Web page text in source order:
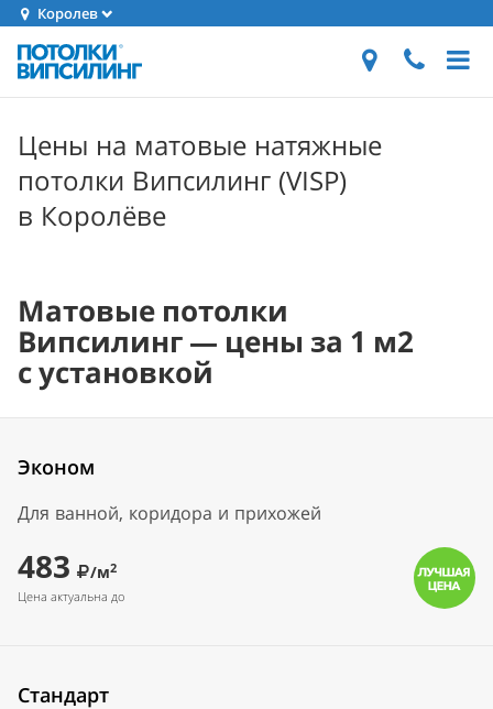
Королев
Цены на матовые натяжные
потолки Випсилинг (VISP)
в Королёве
Матовые потолки
Випсилинг — цены за 1 м2
с установкой
Эконом
Для ванной, коридора и прихожей
483 /м2
Цена актуальна до
Стандарт